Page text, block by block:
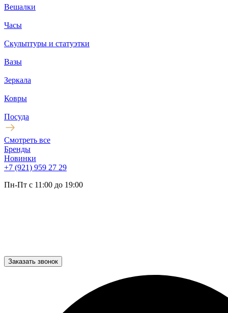
Вешалки
Часы
Скульптуры и статуэтки
Вазы
Зеркала
Ковры
Посуда
Смотреть все
Бренды
Новинки
+7 (921) 959 27 29
Пн-Пт с 11:00 до 19:00
Заказать звонок